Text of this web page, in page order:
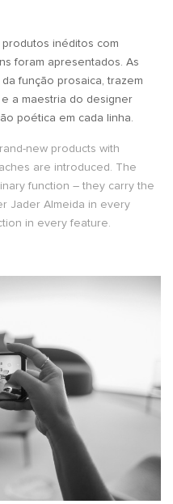
inéditos com
foram apresentados. As
função prosaica, trazem
a maestria do designer
poética em cada linha.
new products with
are introduced. The
function – they carry the
Jader Almeida in every
in every feature.